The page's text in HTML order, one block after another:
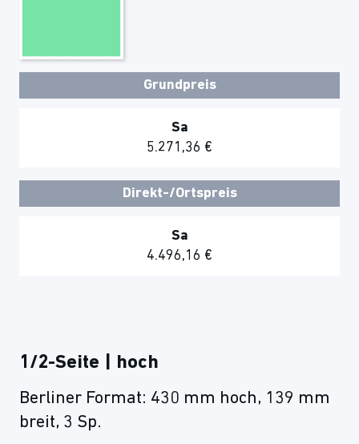
Grundpreis
Sa
5.271,36 €
Direkt-/Ortspreis
Sa
4.496,16 €
1/2-Seite | hoch
Berliner Format: 430 mm hoch, 139 mm
breit, 3 Sp.